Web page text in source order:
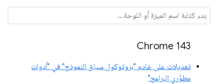
Chrome 143
تعديلات على خادم "بروتوكول سياق النموذج" في "أدوات
مطوّري البرامج"